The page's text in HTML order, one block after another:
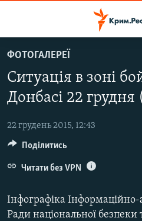
до
основного
матеріалу
Перейти
до
навігації
Перейти
пошуку
ВОДА.КРИМ
ВІДЕО ТА ФОТО
ПОЛІТИКА
БЛОГИ
ПОГЛЯД
ВСЕ ЗА ДЕНЬ
ФОТОГАЛЕРЕЇ
Ситуація в зоні
Донбасі 22 грудня
22 грудень 2015, 12:43
Інфографіка
Ради національної
Поділитись
Читати без VPN